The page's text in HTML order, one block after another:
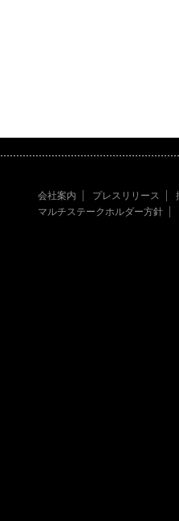
会社案内 プレスリリース
マルチステークホルダー方針